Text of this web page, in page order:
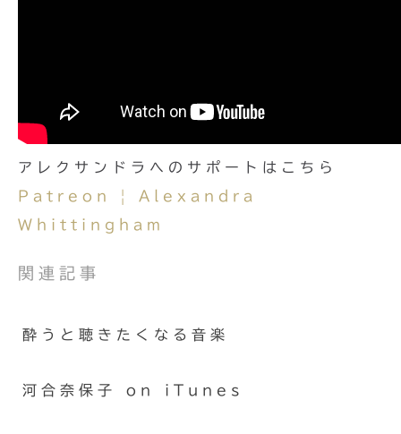
アレクサンドラへのサポートはこちら
Patreon | Alexandra
Whittingham
関連記事
酔うと聴きたくなる音楽
河合奈保子 on iTunes